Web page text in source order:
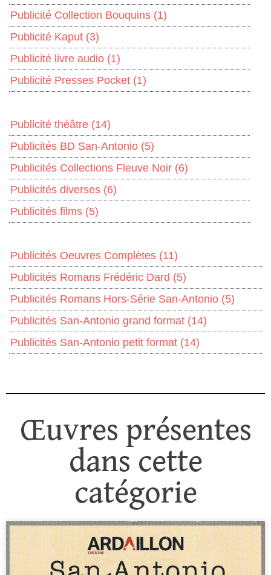
Publicité Collection Bouquins (1)
Publicité Kaput (3)
Publicité livre audio (1)
Publicité Presses Pocket (1)
Publicité théâtre (14)
Publicités BD San-Antonio (5)
Publicités Collections Fleuve Noir (6)
Publicités diverses (6)
Publicités films (5)
Publicités Oeuvres Complètes (11)
Publicités Romans Frédéric Dard (5)
Publicités Romans Hors-Série San-Antonio (5)
Publicités San-Antonio grand format (14)
Publicités San-Antonio petit format (14)
Œuvres présentes
dans cette
catégorie